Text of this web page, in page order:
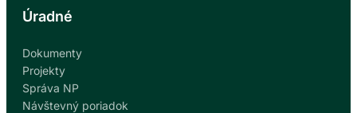
Úradné
Dokumenty
Projekty
Správa NP
Návštevný poriadok